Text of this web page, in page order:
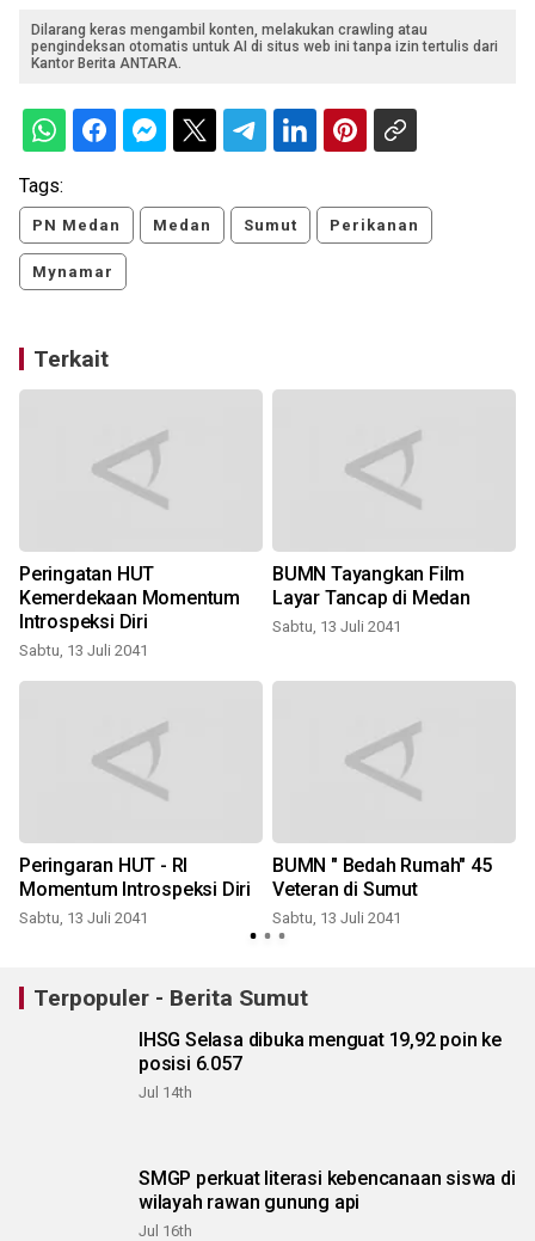
Dilarang keras mengambil konten, melakukan crawling atau
pengindeksan otomatis untuk AI di situs web ini tanpa izin tertulis dari
Kantor Berita ANTARA.
Tags:
PN Medan Medan Sumut Perikanan
Mynamar
Terkait
Peringatan HUT
Kemerdekaan Momentum
Introspeksi Diri
Sabtu, 13 Juli 2041
BUMN Tayangkan Film
Layar Tancap di Medan
Sabtu, 13 Juli 2041
Peringaran HUT - RI
Momentum Introspeksi Diri
Sabtu, 13 Juli 2041
BUMN " Bedah Rumah" 45
Veteran di Sumut
Sabtu, 13 Juli 2041
Terpopuler - Berita Sumut
IHSG Selasa dibuka menguat 19,92 poin ke
posisi 6.057
Jul 14th
SMGP perkuat literasi kebencanaan siswa di
wilayah rawan gunung api
Jul 16th